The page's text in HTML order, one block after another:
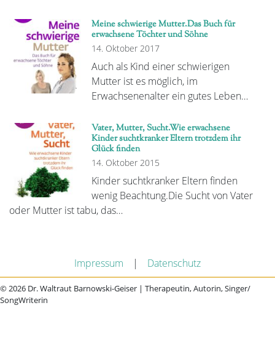
Meine schwierige Mutter.Das Buch für
erwachsene Töchter und Söhne
14. Oktober 2017
Auch als Kind einer schwierigen
Mutter ist es möglich, im
Erwachsenenalter ein gutes Leben…
Vater, Mutter, Sucht.Wie erwachsene
Kinder suchtkranker Eltern trotzdem ihr
Glück finden
14. Oktober 2015
Kinder suchtkranker Eltern finden
wenig Beachtung.Die Sucht von Vater
oder Mutter ist tabu, das…
Impressum | Datenschutz
© 2026 Dr. Waltraut Barnowski-Geiser | Therapeutin, Autorin, Singer/
SongWriterin